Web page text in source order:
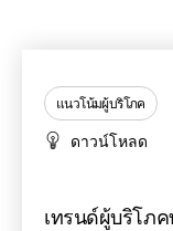
แนวโน้มผู้บริโภค
ดาวน์โหลด
เทรนด์ผู้บริโภ